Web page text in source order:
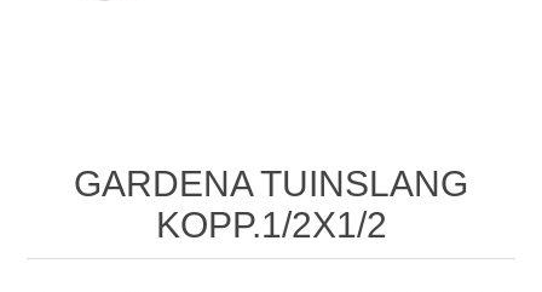
GARDENA TUINSLANG
KOPP.1/2X1/2